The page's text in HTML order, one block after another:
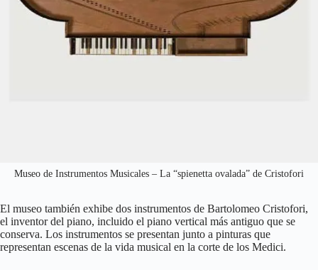
Museo de Instrumentos Musicales – La “spienetta ovalada” de Cristofori
El museo también exhibe dos instrumentos de Bartolomeo Cristofori,
el inventor del piano, incluido el piano vertical más antiguo que se
conserva. Los instrumentos se presentan junto a pinturas que
representan escenas de la vida musical en la corte de los Medici.